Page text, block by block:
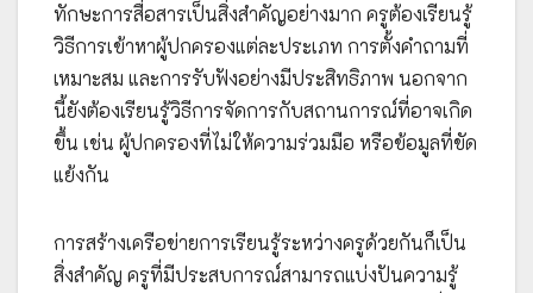
ทักษะการสื่อสารเป็นสิ่งสำคัญอย่างมาก ครูต้องเรียนรู้
วิธีการเข้าหาผู้ปกครองแต่ละประเภท การตั้งคำถามที่
เหมาะสม และการรับฟังอย่างมีประสิทธิภาพ นอกจาก
นี้ยังต้องเรียนรู้วิธีการจัดการกับสถานการณ์ที่อาจเกิด
ขึ้น เช่น ผู้ปกครองที่ไม่ให้ความร่วมมือ หรือข้อมูลที่ขัด
แย้งกัน
การสร้างเครือข่ายการเรียนรู้ระหว่างครูด้วยกันก็เป็น
สิ่งสำคัญ ครูที่มีประสบการณ์สามารถแบ่งปันความรู้